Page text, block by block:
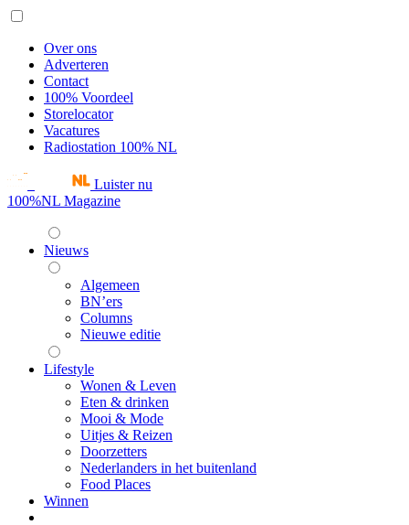
Over ons
Adverteren
Contact
100% Voordeel
Storelocator
Vacatures
Radiostation 100% NL
Luister nu
100%NL Magazine
Nieuws
Algemeen
BN’ers
Columns
Nieuwe editie
Lifestyle
Wonen & Leven
Eten & drinken
Mooi & Mode
Uitjes & Reizen
Doorzetters
Nederlanders in het buitenland
Food Places
Winnen